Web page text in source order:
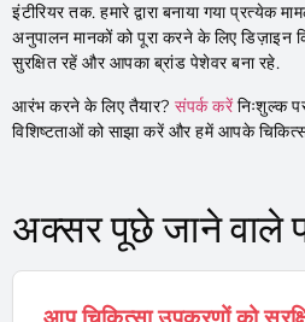
इंटीरियर तक. हमारे द्वारा बनाया गया प्रत्येक
अनुपालन मानकों को पूरा करने के लिए डिज़ाइन
सुरक्षित रहें और आपका ब्रांड पेशेवर बना रहे.
आरंभ करने के लिए तैयार? संपर्क करेंनिःशुल्क
विशिष्टताओं को साझा करें और हमें आपके
अक्सर पूछे जाने वाले